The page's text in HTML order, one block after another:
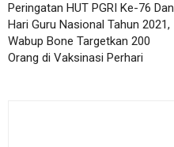
Peringatan HUT PGRI Ke-76 Dan
Hari Guru Nasional Tahun 2021,
Wabup Bone Targetkan 200
Orang di Vaksinasi Perhari